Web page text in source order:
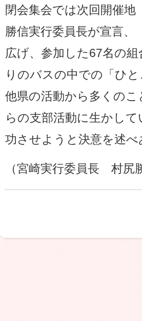
閉会集会では次回開催
勝信実行委員長が宣言
広げ、参加した67名の
りのバスの中での「ひ
他県の活動から多くの
らの支部活動に生かし
功させようと決意を述べ
（宮崎実行委員長 村尻